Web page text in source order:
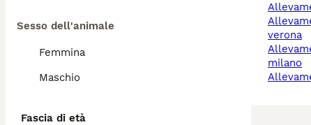
Sesso dell'animale
Femmina
Maschio
Fascia di età
allevamento cani
verona
allevamento cani
milano